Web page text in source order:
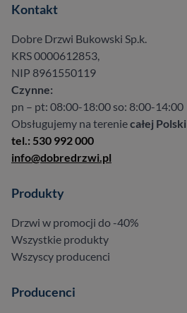
Kontakt
Dobre Drzwi Bukowski Sp.k.
KRS 0000612853,
NIP 8961550119
Czynne:
pn – pt: 08:00-18:00 so: 8:00-14:00
Obsługujemy na tereniecałej Polski
tel.: 530 992 000
info@dobredrzwi.pl
Produkty
Drzwi w promocji do -40%
Wszystkie produkty
Wszyscy producenci
Producenci